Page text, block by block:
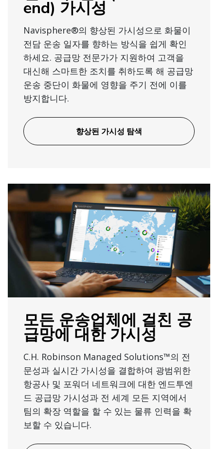
end) 가시성
Navisphere®의 향상된 가시성으로 화물이
전담 운송 일자를 향하는 방식을 쉽게 확인
하세요. 공급망 전문가가 지원하여 고객을
대신해 스마트한 조치를 취하도록 해 공급망
운송 중단이 화물에 영향을 주기 전에 이를
방지합니다.
향상된 가시성 탐색
모든 운송업체에 걸친 공
급망에 대한 가시성
C.H. Robinson Managed Solutions™의 전
문성과 실시간 가시성을 결합하여 광범위한
항공사 및 포워더 네트워크에 대한 엔드투엔
드 공급망 가시성과 전 세계 모든 지역에서
팀의 확장 역할을 할 수 있는 물류 인력을 확
보할 수 있습니다.